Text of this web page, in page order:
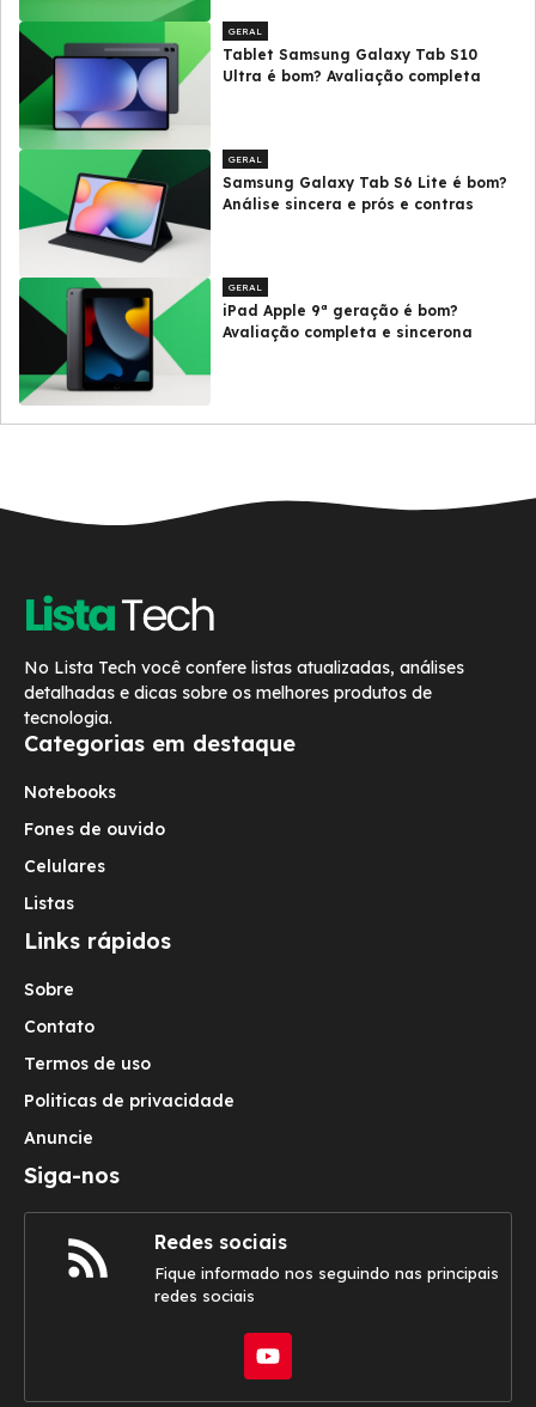
GERAL
Tablet Samsung Galaxy Tab S10
Ultra é bom? Avaliação completa
GERAL
Samsung Galaxy Tab S6 Lite é bom?
Análise sincera e prós e contras
GERAL
iPad Apple 9ª geração é bom?
Avaliação completa e sincerona
No Lista Tech você confere listas atualizadas, análises
detalhadas e dicas sobre os melhores produtos de
tecnologia.
Categorias em destaque
Notebooks
Fones de ouvido
Celulares
Listas
Links rápidos
Sobre
Contato
Termos de uso
Politicas de privacidade
Anuncie
Siga-nos
Redes sociais
Fique informado nos seguindo nas principais
redes sociais